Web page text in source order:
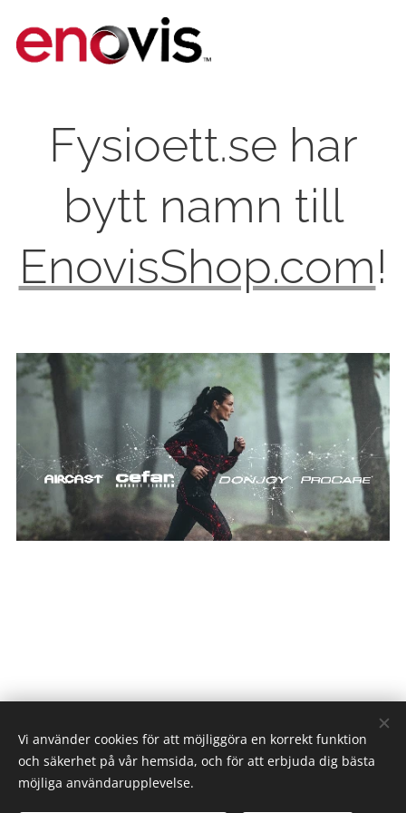
Fysioett.se har
bytt namn till
EnovisShop.com!
Vi använder cookies för att möjliggöra en korrekt funktion
och säkerhet på vår hemsida, och för att erbjuda dig bästa
möjliga användarupplevelse.